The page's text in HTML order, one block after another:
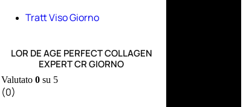
Tratt Viso Giorno
LOR DE AGE PERFECT COLLAGEN
EXPERT CR GIORNO
Valutato 0su 5
(0)